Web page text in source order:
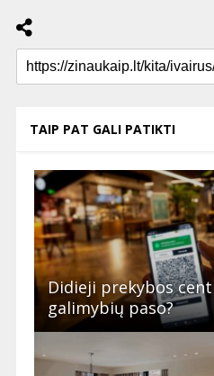
TAIP PAT GALI PATIKTI
Didieji prekybos
galimybių paso?